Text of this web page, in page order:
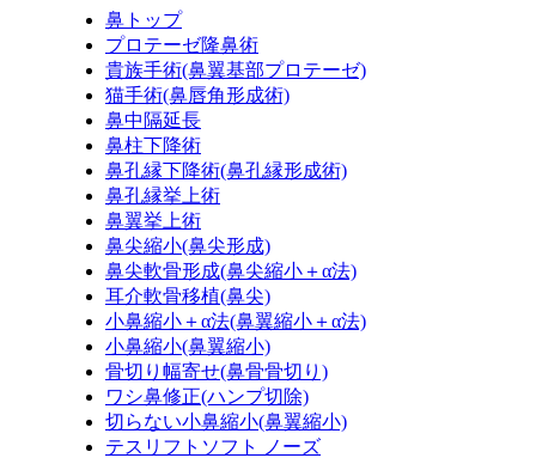
鼻トップ
プロテーゼ隆鼻術
貴族手術(鼻翼基部プロテーゼ)
猫手術(鼻唇角形成術)
鼻中隔延長
鼻柱下降術
鼻孔縁下降術(鼻孔縁形成術)
鼻孔縁挙上術
鼻翼挙上術
鼻尖縮小(鼻尖形成)
鼻尖軟骨形成(鼻尖縮小＋α法)
耳介軟骨移植(鼻尖)
小鼻縮小＋α法(鼻翼縮小＋α法)
小鼻縮小(鼻翼縮小)
骨切り幅寄せ(鼻骨骨切り)
ワシ鼻修正(ハンプ切除)
切らない小鼻縮小(鼻翼縮小)
テスリフトソフト ノーズ